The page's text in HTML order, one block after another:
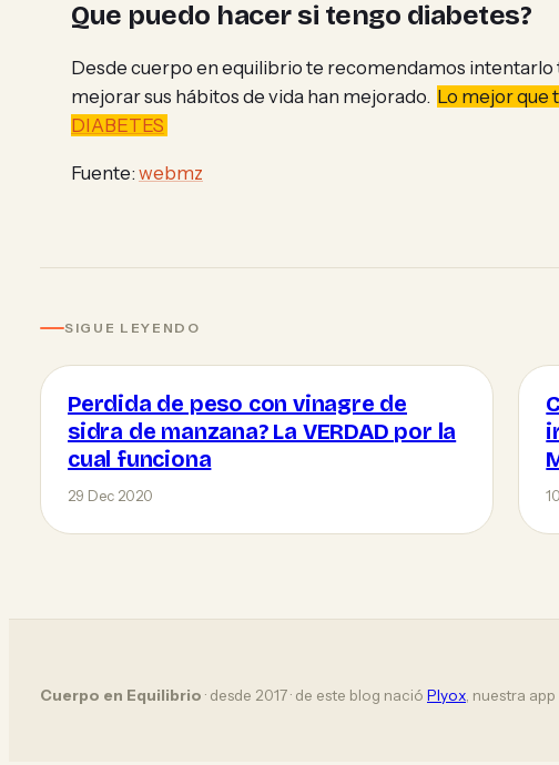
Que puedo hacer si tengo diabetes?
Desde cuerpo en equilibrio te recomendamos intentarlo
mejorar sus hábitos de vida han mejorado. Lo mejor que
DIABETES
Fuente: webmz
SIGUE LEYENDO
Perdida de peso con vinagre de
sidra de manzana? La VERDAD por la
cual funciona
29 Dec 2020
Cuerpo en Equilibrio · desde 2017 · de este blog nació Plyox , nuestra